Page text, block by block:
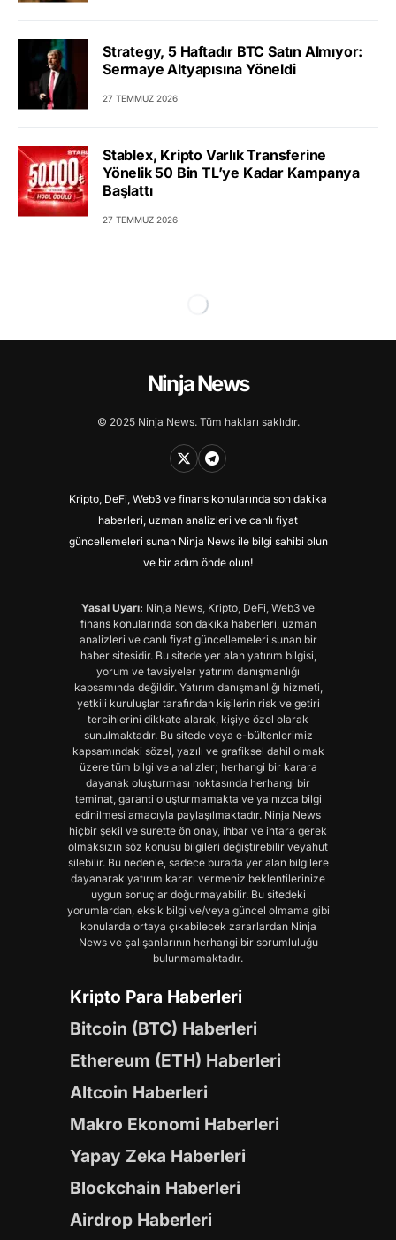
Strategy, 5 Haftadır BTC Satın Almıyor:
Sermaye Altyapısına Yöneldi
27 TEMMUZ 2026
Stablex, Kripto Varlık Transferine
Yönelik 50 Bin TL’ye Kadar Kampanya
Başlattı
27 TEMMUZ 2026
Ninja News
© 2025 Ninja News. Tüm hakları saklıdır.
Kripto, DeFi, Web3 ve finans konularında son dakika
haberleri, uzman analizleri ve canlı fiyat
güncellemeleri sunan Ninja News ile bilgi sahibi olun
ve bir adım önde olun!
Yasal Uyarı: Ninja News, Kripto, DeFi, Web3 ve
finans konularında son dakika haberleri, uzman
analizleri ve canlı fiyat güncellemeleri sunan bir
haber sitesidir. Bu sitede yer alan yatırım bilgisi,
yorum ve tavsiyeler yatırım danışmanlığı
kapsamında değildir. Yatırım danışmanlığı hizmeti,
yetkili kuruluşlar tarafından kişilerin risk ve getiri
tercihlerini dikkate alarak, kişiye özel olarak
sunulmaktadır. Bu sitede veya e-bültenlerimiz
kapsamındaki sözel, yazılı ve grafiksel dahil olmak
üzere tüm bilgi ve analizler; herhangi bir karara
dayanak oluşturması noktasında herhangi bir
teminat, garanti oluşturmamakta ve yalnızca bilgi
edinilmesi amacıyla paylaşılmaktadır. Ninja News
hiçbir şekil ve surette ön onay, ihbar ve ihtara gerek
olmaksızın söz konusu bilgileri değiştirebilir veyahut
silebilir. Bu nedenle, sadece burada yer alan bilgilere
dayanarak yatırım kararı vermeniz beklentilerinize
uygun sonuçlar doğurmayabilir. Bu sitedeki
yorumlardan, eksik bilgi ve/veya güncel olmama gibi
konularda ortaya çıkabilecek zararlardan Ninja
News ve çalışanlarının herhangi bir sorumluluğu
bulunmamaktadır.
Kripto Para Haberleri
Bitcoin (BTC) Haberleri
Ethereum (ETH) Haberleri
Altcoin Haberleri
Makro Ekonomi Haberleri
Yapay Zeka Haberleri
Blockchain Haberleri
Airdrop Haberleri